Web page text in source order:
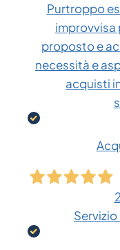
Purtroppo
proposto e
necessità e
acquisti